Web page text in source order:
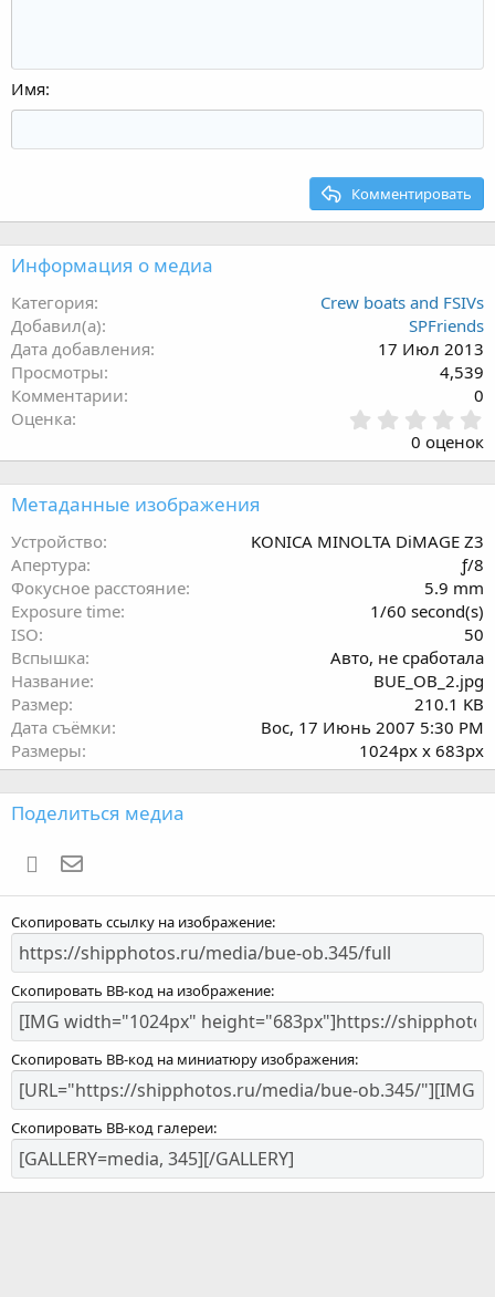
Имя
Комментировать
Информация о медиа
Категория
Crew boats and FSIVs
Добавил(а)
SPFriends
Дата добавления
17 Июл 2013
Просмотры
4,539
Комментарии
0
Оценка
.
0
0 оценок
Метаданные изображения
Устройство
KONICA MINOLTA DiMAGE Z3
Апертура
ƒ/8
Фокусное расстояние
5.9 mm
Exposure time
1/60 second(s)
ISO
50
Вспышка
Авто, не сработала
Название
BUE_OB_2.jpg
Размер
210.1 KB
Дата съёмки
Вос, 17 Июнь 2007 5:30 PM
Размеры
1024px x 683px
Поделиться медиа
WhatsApp
Скопировать ссылку на изображение
Скопировать BB-код на изображение
Скопировать BB-код на миниатюру изображения
Скопировать BB-код галереи